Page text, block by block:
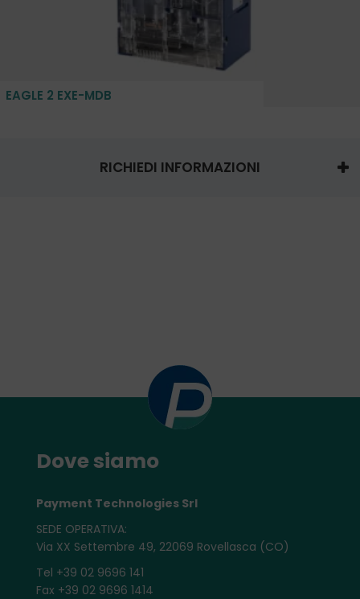
EAGLE 2 EXE-MDB
RICHIEDI INFORMAZIONI
Dove siamo
Payment Technologies Srl
SEDE OPERATIVA:
Via XX Settembre 49, 22069 Rovellasca (CO)
Tel +39 02 9696 141
Fax +39 02 9696 1414